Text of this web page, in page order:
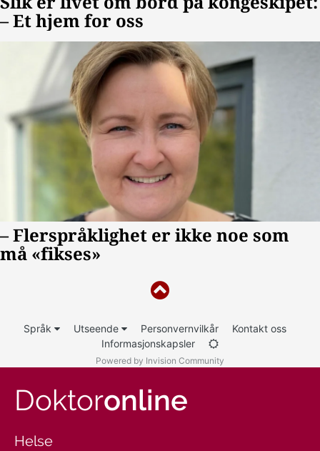
Språk Utseende Personvernvilkår
Kontakt oss
Informasjonskapsler
Powered by Invision Community
Doktoronline
Helse